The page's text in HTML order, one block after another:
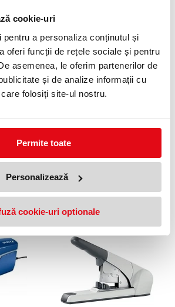
cookie-uri
pentru a personaliza conținutul și
oferi funcții de rețele sociale și pentru
asemenea, le oferim partenerilor de
și de analize informații cu
folosiți site-ul nostru.
Permite toate
Personalizează
cookie-uri optionale
12 %
WOW
roz
Capsator metalic, 5504 NeXXt
Series, 40 coli, albastru, Leitz
224,85 lei